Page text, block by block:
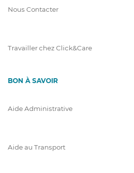
Nous Contacter
Travailler chez Click&Care
BON À SAVOIR
Aide Administrative
Aide au Transport